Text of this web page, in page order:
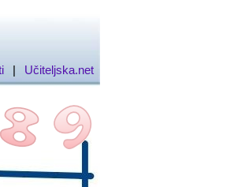
| Učiteljska.net